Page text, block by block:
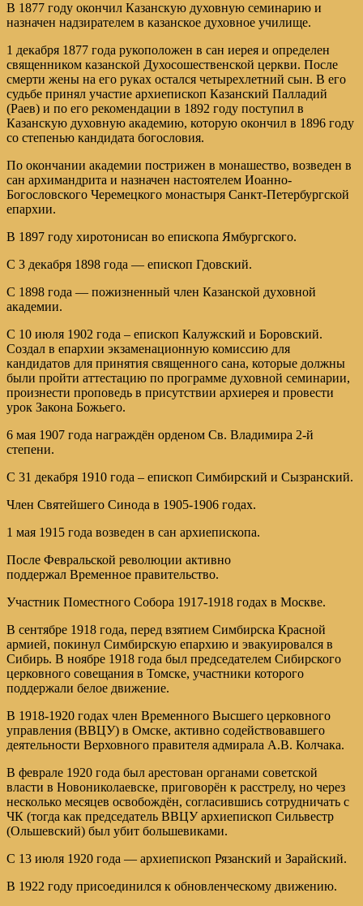
В 1877 году окончил Казанскую духовную семинарию и
назначен надзирателем в казанское духовное училище.
1 декабря 1877 года рукоположен в сан иерея и определен
священником казанской Духосошественской церкви. После
смерти жены на его руках остался четырехлетний сын. В его
судьбе принял участие архиепископ Казанский Палладий
(Раев) и по его рекомендации в 1892 году поступил в
Казанскую духовную академию, которую окончил в 1896 году
со степенью кандидата богословия.
По окончании академии пострижен в монашество, возведен в
сан архимандрита и назначен настоятелем Иоанно-
Богословского Черемецкого монастыря Санкт-Петербургской
епархии.
В 1897 году хиротонисан во епископа Ямбургского.
С 3 декабря 1898 года — епископ Гдовский.
С 1898 года — пожизненный член Казанской духовной
академии.
С 10 июля 1902 года – епископ Калужский и Боровский.
Создал в епархии экзаменационную комиссию для
кандидатов для принятия священного сана, которые должны
были пройти аттестацию по программе духовной семинарии,
произнести проповедь в присутствии архиерея и провести
урок Закона Божьего.
6 мая 1907 года награждён орденом Св. Владимира 2-й
степени.
С 31 декабря 1910 года – епископ Симбирский и Сызранский.
Член Святейшего Синода в 1905-1906 годах.
1 мая 1915 года возведен в сан архиепископа.
После Февральской революции активно
поддержал Временное правительство.
Участник Поместного Собора 1917-1918 годах в Москве.
В сентябре 1918 года, перед взятием Симбирска Красной
армией, покинул Симбирскую епархию и эвакуировался в
Сибирь. В ноябре 1918 года был председателем Сибирского
церковного совещания в Томске, участники которого
поддержали белое движение.
В 1918-1920 годах член Временного Высшего церковного
управления (ВВЦУ) в Омске, активно содействовавшего
деятельности Верховного правителя адмирала А.В. Колчака.
В феврале 1920 года был арестован органами советской
власти в Новониколаевске, приговорён к расстрелу, но через
несколько месяцев освобождён, согласившись сотрудничать с
ЧК (тогда как председатель ВВЦУ архиепископ Сильвестр
(Ольшевский) был убит большевиками.
С 13 июля 1920 года — архиепископ Рязанский и Зарайский.
В 1922 году присоединился к обновленческому движению.